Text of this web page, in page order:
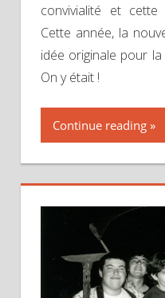
convivialité et cette
Cette année, la
idée originale pour
On y était !
Continue reading